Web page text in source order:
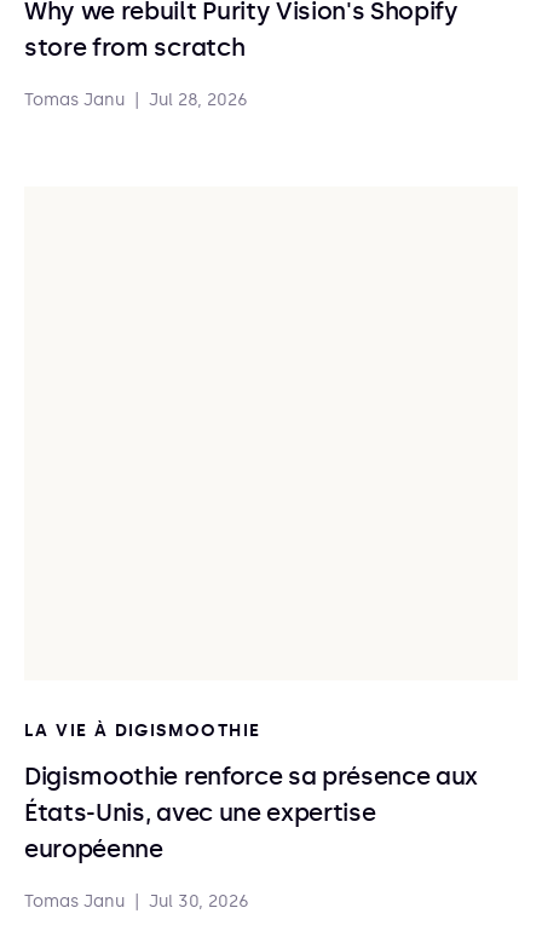
Why we rebuilt Purity Vision's Shopify
store from scratch
Tomas Janu Jul 28, 2026
LA VIE À DIGISMOOTHIE
Digismoothie renforce sa présence aux
États-Unis, avec une expertise
européenne
Tomas Janu Jul 30, 2026